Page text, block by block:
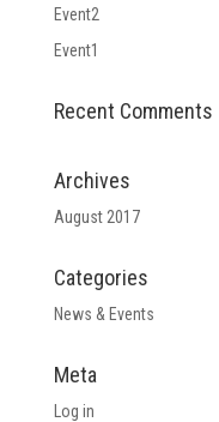
Event2
Event1
Recent Comments
Archives
August 2017
Categories
News & Events
Meta
Log in